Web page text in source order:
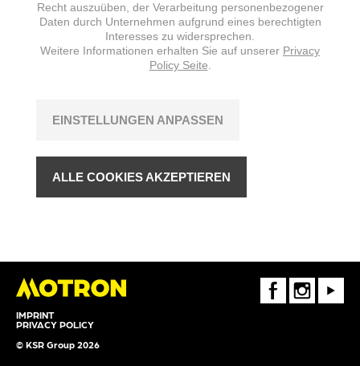
IMPRINT
PRIVACY POLICY
© KSR Group 2026
FaceBookInstagramYoutube
Recht auszuüben, der Verarbeitung personenbezogener
Daten durch Unternehmen aufgrund eines berechtigten
Interesses zu widersprechen.
Weitere Informationen erhalten Sie auf unserer Privacy
Policy Seite
EINSTELLUNGEN ANPASSEN
ALLE COOKIES AKZEPTIEREN